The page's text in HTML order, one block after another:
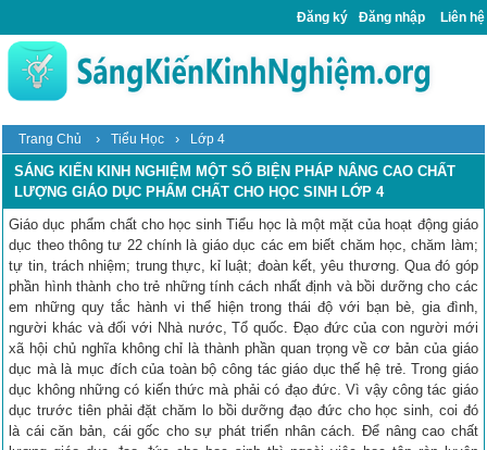
Đăng ký Đăng nhập Liên hệ
Trang Chủ › Tiểu Học › Lớp 4
SÁNG KIẾN KINH NGHIỆM MỘT SỐ BIỆN PHÁP NÂNG CAO CHẤT
LƯỢNG GIÁO DỤC PHẨM CHẤT CHO HỌC SINH LỚP 4
Giáo dục phẩm chất cho học sinh Tiểu học là một mặt của hoạt động giáo
dục theo thông tư 22 chính là giáo dục các em biết chăm học, chăm làm;
tự tin, trách nhiệm; trung thực, kỉ luật; đoàn kết, yêu thương. Qua đó góp
phần hình thành cho trẻ những tính cách nhất định và bồi dưỡng cho các
em những quy tắc hành vi thể hiện trong thái độ với bạn bè, gia đình,
người khác và đối với Nhà nước, Tổ quốc. Đạo đức của con người mới
xã hội chủ nghĩa không chỉ là thành phần quan trọng về cơ bản của giáo
dục mà là mục đích của toàn bộ công tác giáo dục thế hệ trẻ. Trong giáo
dục không những có kiến thức mà phải có đạo đức. Vì vậy công tác giáo
dục trước tiên phải đặt chăm lo bồi dưỡng đạo đức cho học sinh, coi đó
là cái căn bản, cái gốc cho sự phát triển nhân cách. Để nâng cao chất